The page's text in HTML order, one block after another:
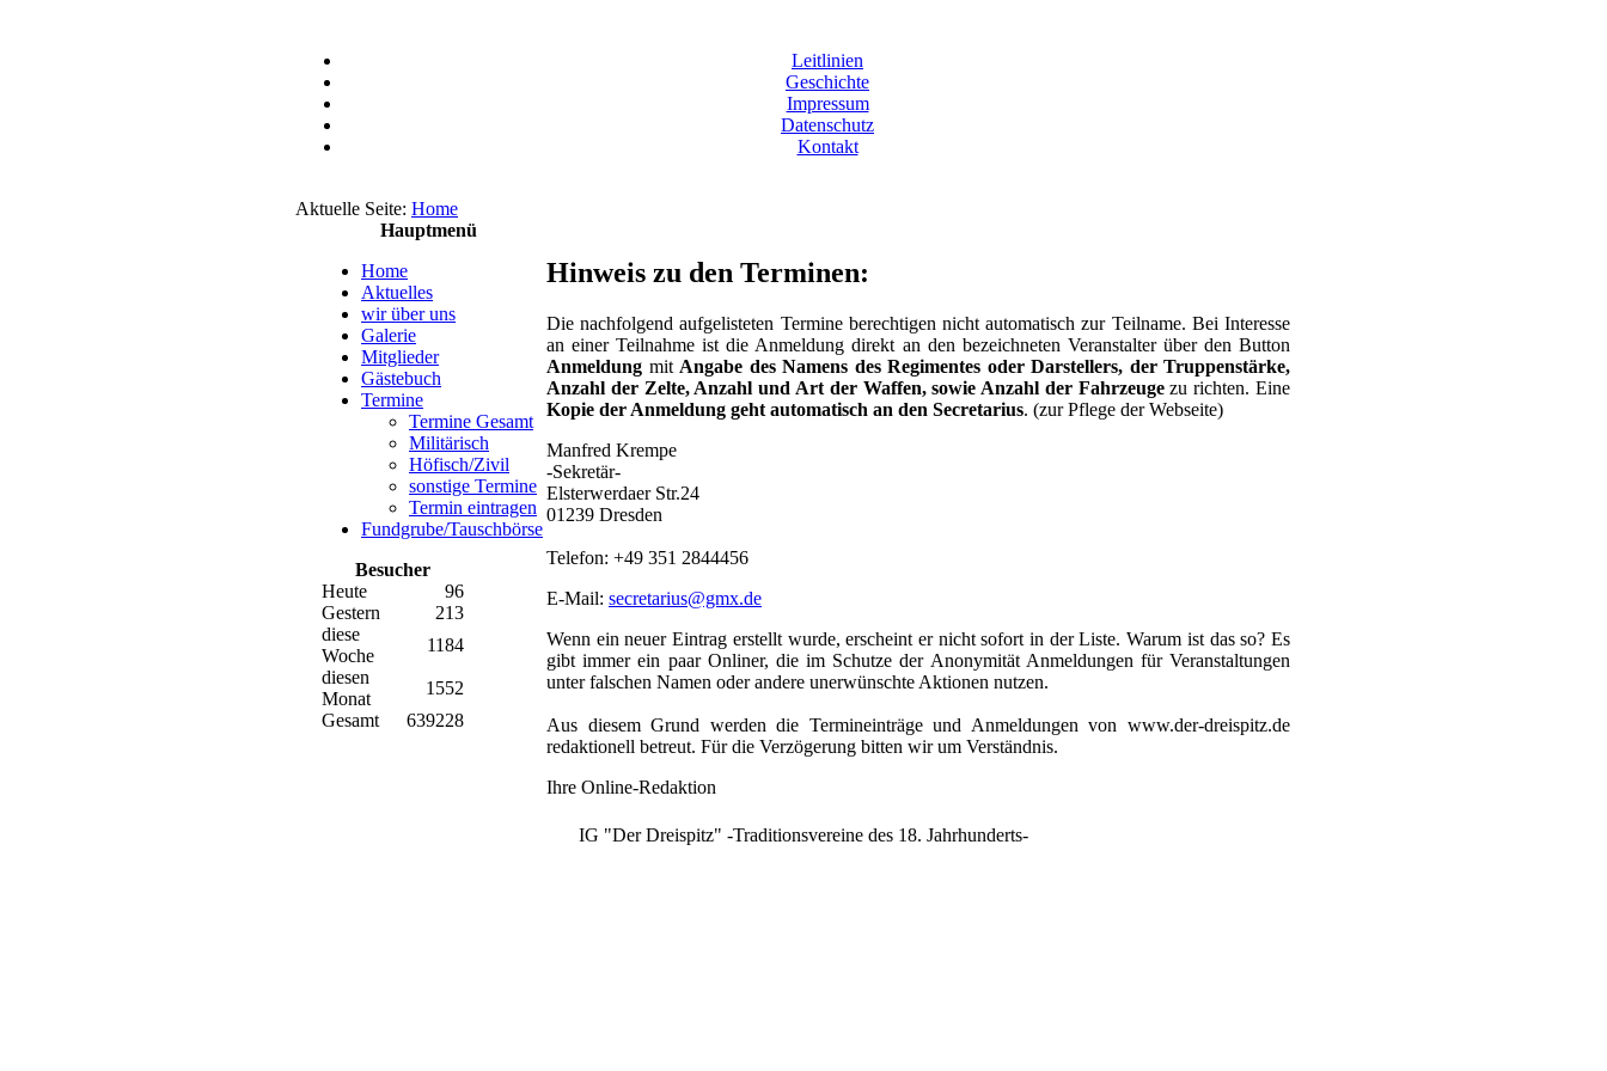
Leitlinien
Geschichte
Impressum
Datenschutz
Kontakt
Aktuelle Seite: Home
Hauptmenü
Home
Aktuelles
wir über uns
Galerie
Mitglieder
Gästebuch
Termine
Termine Gesamt
Militärisch
Höfisch/Zivil
sonstige Termine
Termin eintragen
Fundgrube/Tauschbörse
Besucher
Heute
96
Gestern
213
diese
Woche
1184
diesen
Monat
1552
Gesamt
639228
Hinweis zu den Terminen:
Die nachfolgend aufgelisteten Termine berechtigen nicht automatisch zur Teilname. Bei Interesse
an einer Teilnahme ist die Anmeldung direkt an den bezeichneten Veranstalter über den Button
Anmeldung mit Angabe des Namens des Regimentes oder Darstellers, der Truppenstärke,
Anzahl der Zelte, Anzahl und Art der Waffen, sowie Anzahl der Fahrzeugezu richten. Eine
Kopie der Anmeldung geht automatisch an den Secretarius. (zur Pflege der Webseite)
Manfred Krempe
-Sekretär-
Elsterwerdaer Str.24
01239 Dresden
Telefon: +49 351 2844456
E-Mail: secretarius@gmx.de
Wenn ein neuer Eintrag erstellt wurde, erscheint er nicht sofort in der Liste. Warum ist das so? Es
gibt immer ein paar Onliner, die im Schutze der Anonymität Anmeldungen für Veranstaltungen
unter falschen Namen oder andere unerwünschte Aktionen nutzen.
Aus diesem Grund werden die Termineinträge und Anmeldungen von www.der-dreispitz.de
redaktionell betreut. Für die Verzögerung bitten wir um Verständnis.
Ihre Online-Redaktion
IG "Der Dreispitz" -Traditionsvereine des 18. Jahrhunderts-